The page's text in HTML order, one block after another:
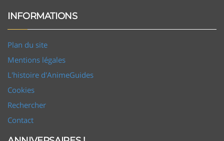
INFORMATIONS
Plan du site
Mentions légales
L'histoire d'AnimeGuides
Cookies
Rechercher
Contact